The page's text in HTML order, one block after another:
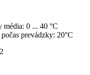
média: 0 ... 40 °C
prevádzky: 20°C